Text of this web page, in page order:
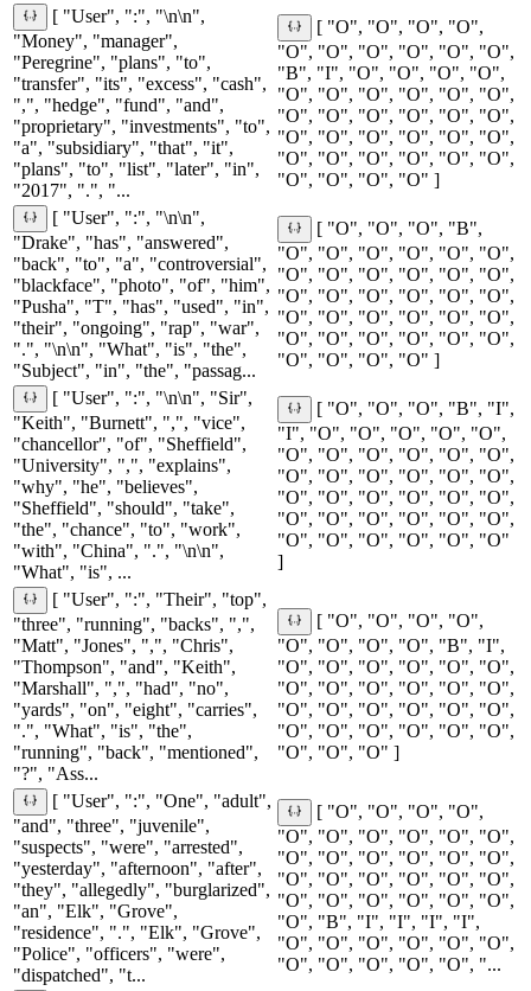
[ "User", ":", "\n\n",
"Money", "manager",
"Peregrine", "plans", "to",
"transfer", "its", "excess", "cash",
",", "hedge", "fund", "and",
"proprietary", "investments", "to",
"a", "subsidiary", "that", "it",
"plans", "to", "list", "later", "in",
"2017", ".", "...
[ "O", "O", "O", "O",
"O", "O", "O", "O", "O", "O",
"B", "I", "O", "O", "O", "O",
"O", "O", "O", "O", "O", "O",
"O", "O", "O", "O", "O", "O",
"O", "O", "O", "O", "O", "O",
"O", "O", "O", "O", "O", "O",
"O", "O", "O", "O" ]
[ "User", ":", "\n\n",
"Drake", "has", "answered",
"back", "to", "a", "controversial",
"blackface", "photo", "of", "him",
"Pusha", "T", "has", "used", "in",
"their", "ongoing", "rap", "war",
".", "\n\n", "What", "is", "the",
"Subject", "in", "the", "passag...
[ "O", "O", "O", "B",
"O", "O", "O", "O", "O", "O",
"O", "O", "O", "O", "O", "O",
"O", "O", "O", "O", "O", "O",
"O", "O", "O", "O", "O", "O",
"O", "O", "O", "O", "O", "O",
"O", "O", "O", "O" ]
[ "User", ":", "\n\n", "Sir",
"Keith", "Burnett", ",", "vice",
"chancellor", "of", "Sheffield",
"University", ",", "explains",
"why", "he", "believes",
"Sheffield", "should", "take",
"the", "chance", "to", "work",
"with", "China", ".", "\n\n",
"What", "is", ...
[ "O", "O", "O", "B", "I",
"I", "O", "O", "O", "O", "O",
"O", "O", "O", "O", "O", "O",
"O", "O", "O", "O", "O", "O",
"O", "O", "O", "O", "O", "O",
"O", "O", "O", "O", "O", "O",
"O", "O", "O", "O", "O", "O"
]
[ "User", ":", "Their", "top",
"three", "running", "backs", ",",
"Matt", "Jones", ",", "Chris",
"Thompson", "and", "Keith",
"Marshall", ",", "had", "no",
"yards", "on", "eight", "carries",
".", "What", "is", "the",
"running", "back", "mentioned",
"?", "Ass...
[ "O", "O", "O", "O",
"O", "O", "O", "O", "B", "I",
"O", "O", "O", "O", "O", "O",
"O", "O", "O", "O", "O", "O",
"O", "O", "O", "O", "O", "O",
"O", "O", "O", "O", "O", "O",
"O", "O", "O" ]
[ "User", ":", "One", "adult",
"and", "three", "juvenile",
"suspects", "were", "arrested",
"yesterday", "afternoon", "after",
"they", "allegedly", "burglarized",
"an", "Elk", "Grove",
"residence", ".", "Elk", "Grove",
"Police", "officers", "were",
"dispatched", "t...
[ "O", "O", "O", "O",
"O", "O", "O", "O", "O", "O",
"O", "O", "O", "O", "O", "O",
"O", "O", "O", "O", "O", "O",
"O", "O", "O", "O", "O", "O",
"O", "B", "I", "I", "I", "I",
"O", "O", "O", "O", "O", "O",
"O", "O", "O", "O", "O", "...